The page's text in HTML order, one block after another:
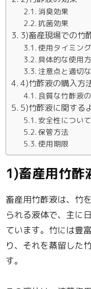
消臭効果
抗菌効果
3)畜産現場での竹
使用タイミング
具体的な使用
注意点と適切
4)竹酢液の購入方
良質な竹酢液
5)竹酢液に関する
安全性について
保管方法
使用期限
1)畜産用竹酢
畜産用竹酢液は、竹
られる液体で、主に
ています。竹には豊
り、それを蒸留した
す。